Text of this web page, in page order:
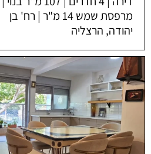
מרפסת שמש 14 מ"ר | רח' בן
יהודה, הרצליה